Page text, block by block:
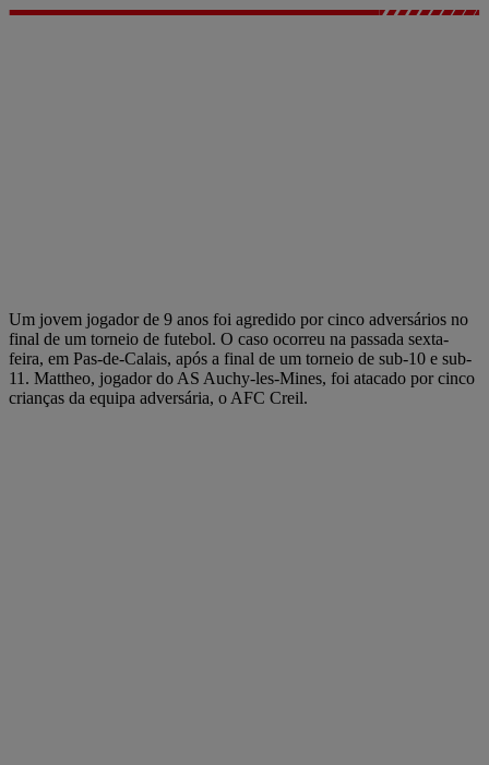
Um jovem jogador de 9 anos foi agredido por cinco adversários no
final de um torneio de futebol. O caso ocorreu na passada sexta-
feira, em Pas-de-Calais, após a final de um torneio de sub-10 e sub-
11. Mattheo, jogador do AS Auchy-les-Mines, foi atacado por cinco
crianças da equipa adversária, o AFC Creil.